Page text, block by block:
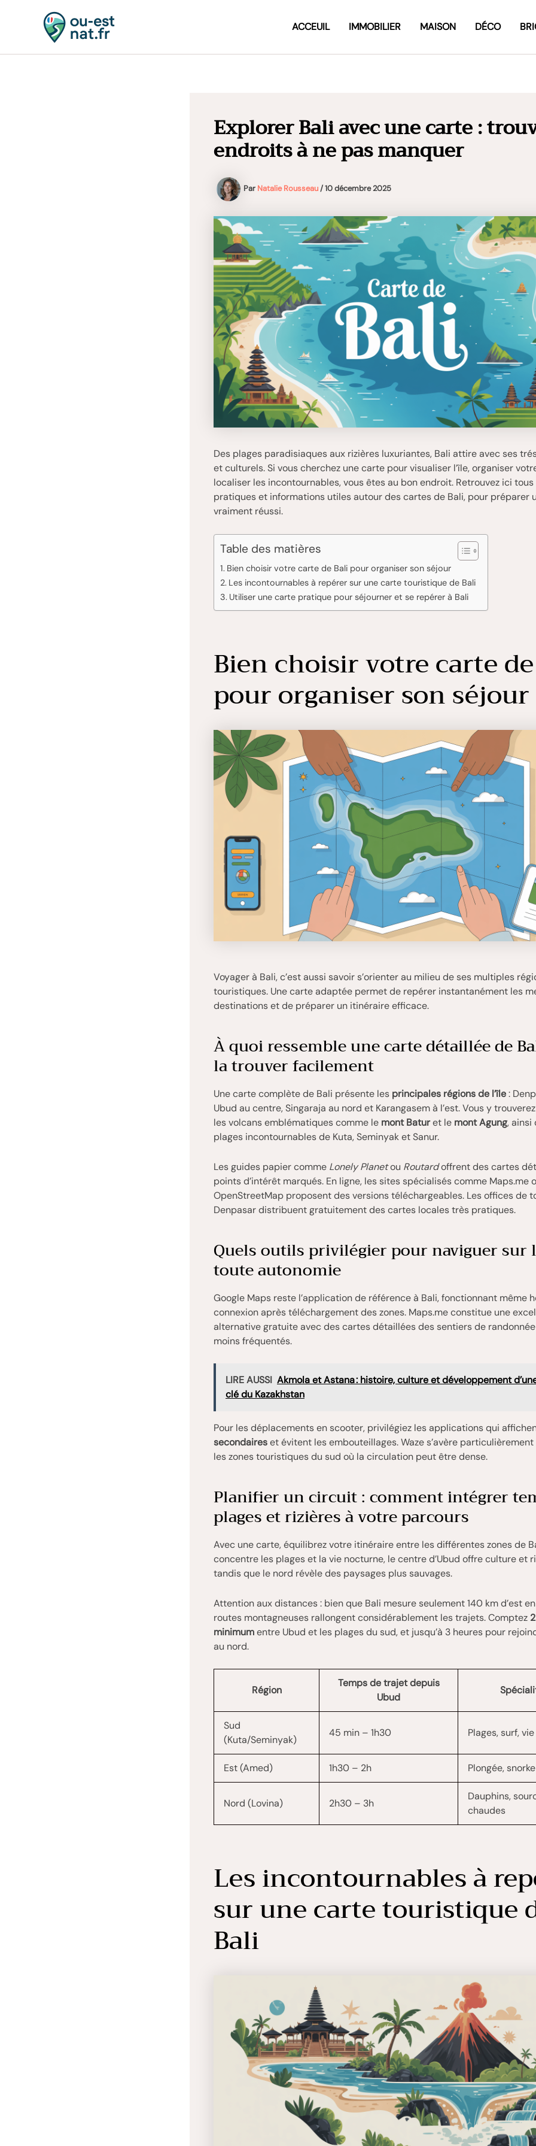
ACCEUIL IMMOBILIER MAISON DÉCO
Explorer Bali avec une carte :
endroits à ne pas manquer
Par Natalie Rousseau/10 décembre 2025
Des plages paradisiaques aux rizières luxuriantes, Bali attire avec ses
et culturels. Si vous cherchez une carte pour visualiser l’île, organiser
localiser les incontournables, vous êtes au bon endroit. Retrouvez ici
pratiques et informations utiles autour des cartes de Bali, pour préparer
vraiment réussi.
Table des matières
Bien choisir votre carte de Bali pour organiser son séjour
Les incontournables à repérer sur une carte touristique de Bali
Utiliser une carte pratique pour séjourner et se repérer à Bali
Bien choisir votre carte
pour organiser son séjour
Voyager à Bali, c’est aussi savoir s’orienter au milieu de ses multiples
touristiques. Une carte adaptée permet de repérer instantanément les
destinations et de préparer un itinéraire efficace.
À quoi ressemble une carte détaillée de
la trouver facilement
Une carte complète de Bali présente les principales régions de l’île:
Ubud au centre, Singaraja au nord et Karangasem à l’est. Vous y
les volcans emblématiques comme le mont Baturet le mont Agung, ainsi
plages incontournables de Kuta, Seminyak et Sanur.
Les guides papier comme Lonely Planetou Routardoffrent des cartes
points d’intérêt marqués. En ligne, les sites spécialisés comme Maps.me
OpenStreetMap proposent des versions téléchargeables. Les offices de
Denpasar distribuent gratuitement des cartes locales très pratiques.
Quels outils privilégier pour naviguer sur
toute autonomie
Google Maps reste l’application de référence à Bali, fonctionnant même
connexion après téléchargement des zones. Maps.me constitue une
alternative gratuite avec des cartes détaillées des sentiers de
moins fréquentés.
LIRE AUSSI Akmola et Astana : histoire, culture et développement
clé du Kazakhstan
Pour les déplacements en scooter, privilégiez les applications qui
secondaireset évitent les embouteillages. Waze s’avère
les zones touristiques du sud où la circulation peut être dense.
Planifier un circuit : comment intégrer
plages et rizières à votre parcours
Avec une carte, équilibrez votre itinéraire entre les différentes zones de
concentre les plages et la vie nocturne, le centre d’Ubud offre culture et
tandis que le nord révèle des paysages plus sauvages.
Attention aux distances : bien que Bali mesure seulement 140 km d’est
routes montagneuses rallongent considérablement les trajets. Comptez
minimumentre Ubud et les plages du sud, et jusqu’à 3 heures pour
au nord.
Région
Temps de trajet depuis
Ubud
Sud
(Kuta/Seminyak)
45 min – 1h30 Plages, surf,
Est (Amed) 1h30 – 2h Plongée,
Nord (Lovina) 2h30 – 3h
Dauphins,
chaudes
Les incontournables à
sur une carte touristique
Bali